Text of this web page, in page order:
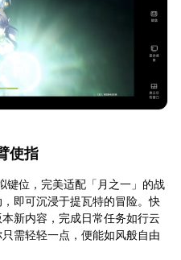
使指
键位，完美适配「月之一」的战
即可沉浸于提瓦特的冒险。快
新内容，完成日常任务如行云
需轻轻一点，便能如风般自由